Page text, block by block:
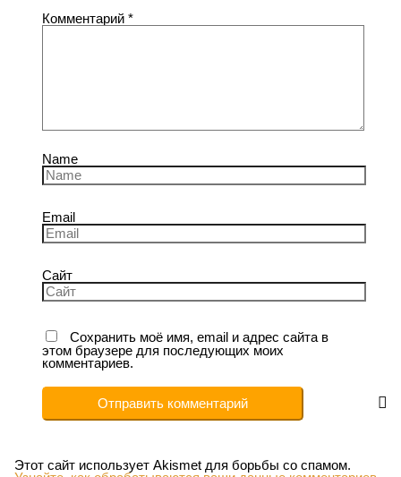
Комментарий*
Name
Email
Сайт
Сохранить моё имя, email и адрес сайта в
этом браузере для последующих моих
комментариев.
Этот сайт использует Akismet для борьбы со спамом.